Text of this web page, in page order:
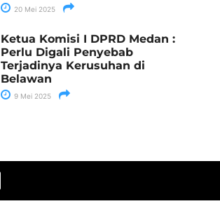
20 Mei 2025
Ketua Komisi I DPRD Medan :
Perlu Digali Penyebab
Terjadinya Kerusuhan di
Belawan
9 Mei 2025